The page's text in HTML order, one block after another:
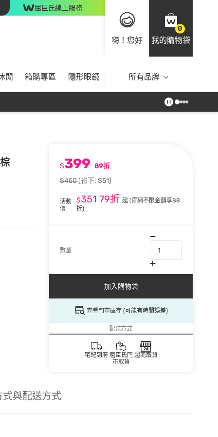
屈臣氏線上服務
嗨！您好
0
我的購物袋
閒 箱購專區 隱形眼鏡 所有品牌
$399 89折
$450(省下: $51)
活動
價
$351 79折起(官網不限金額享88
折)
數量
加入購物袋
查看門市庫存 (可能有時間誤差)
配送方式
宅配到府 屈臣氏門
市取貨
超商取貨
式與配送方式